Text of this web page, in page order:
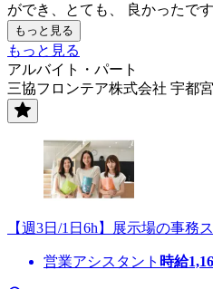
ができ、とても、 良かったです
もっと見る
もっと見る
アルバイト・パート
三協フロンテア株式会社 宇都
【週3日/1日6h】展示場の事務
営業アシスタント 時給